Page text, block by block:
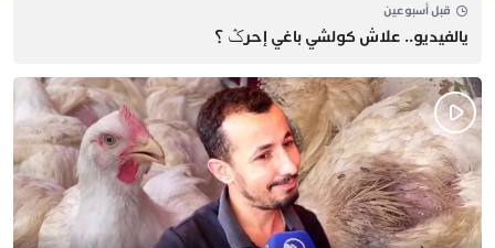
قبل أسبوعين
يالفيديو.. علاش كولشي باغي إحرݣ ؟